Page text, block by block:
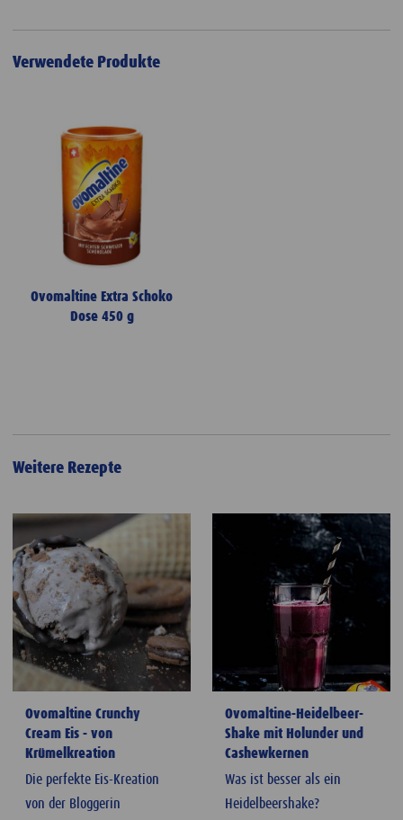
Verwendete Produkte
Ovomaltine Extra Schoko
Dose 450 g
Weitere Rezepte
Ovomaltine Crunchy
Cream Eis - von
Krümelkreation
Die perfekte Eis-Kreation
von der Bloggerin
Ovomaltine-Heidelbeer-
Shake mit Holunder und
Cashewkernen
Was ist besser als ein
Heidelbeershake?